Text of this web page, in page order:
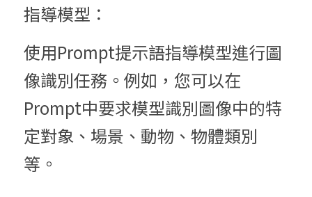
指導模型：
使用Prompt提示語指導模型進行圖
像識別任務。例如，您可以在
Prompt中要求模型識別圖像中的特
定對象、場景、動物、物體類別
等。